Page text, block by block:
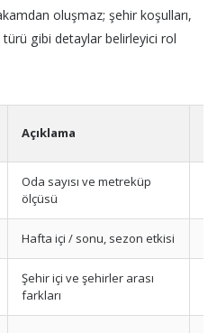
oluşmaz; şehir koşulları,
gibi detaylar belirleyici rol
Açıklama
Oda sayısı ve metreküp
ölçüsü
Hafta içi / sonu, sezon etkisi
Şehir içi ve şehirler arası
farkları